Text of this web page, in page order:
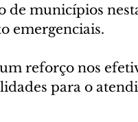
municípios
emergenciais.
reforço nos
para o